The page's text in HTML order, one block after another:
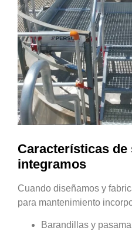
Características de
integramos
Cuando diseñamos y
para mantenimiento
Barandillas y